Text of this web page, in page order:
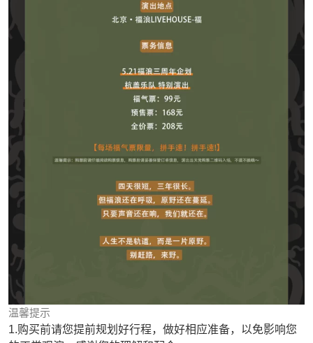
温馨提示
1.购买前请您提前规划好行程，做好相应准备，以免影响您